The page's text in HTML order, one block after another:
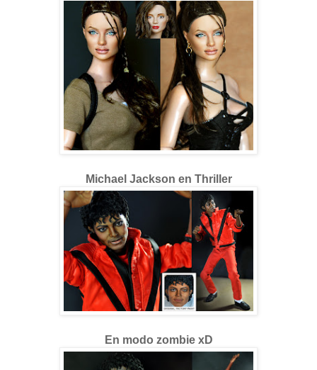
Michael Jackson en Thriller
En modo zombie xD